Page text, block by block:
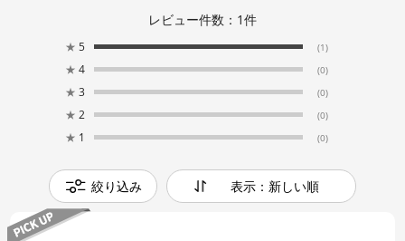
レビュー件数： 1件
★ 5 (1)
★ 4 (0)
★ 3 (0)
★ 2 (0)
★ 1 (0)
絞り込み 表示：新しい順